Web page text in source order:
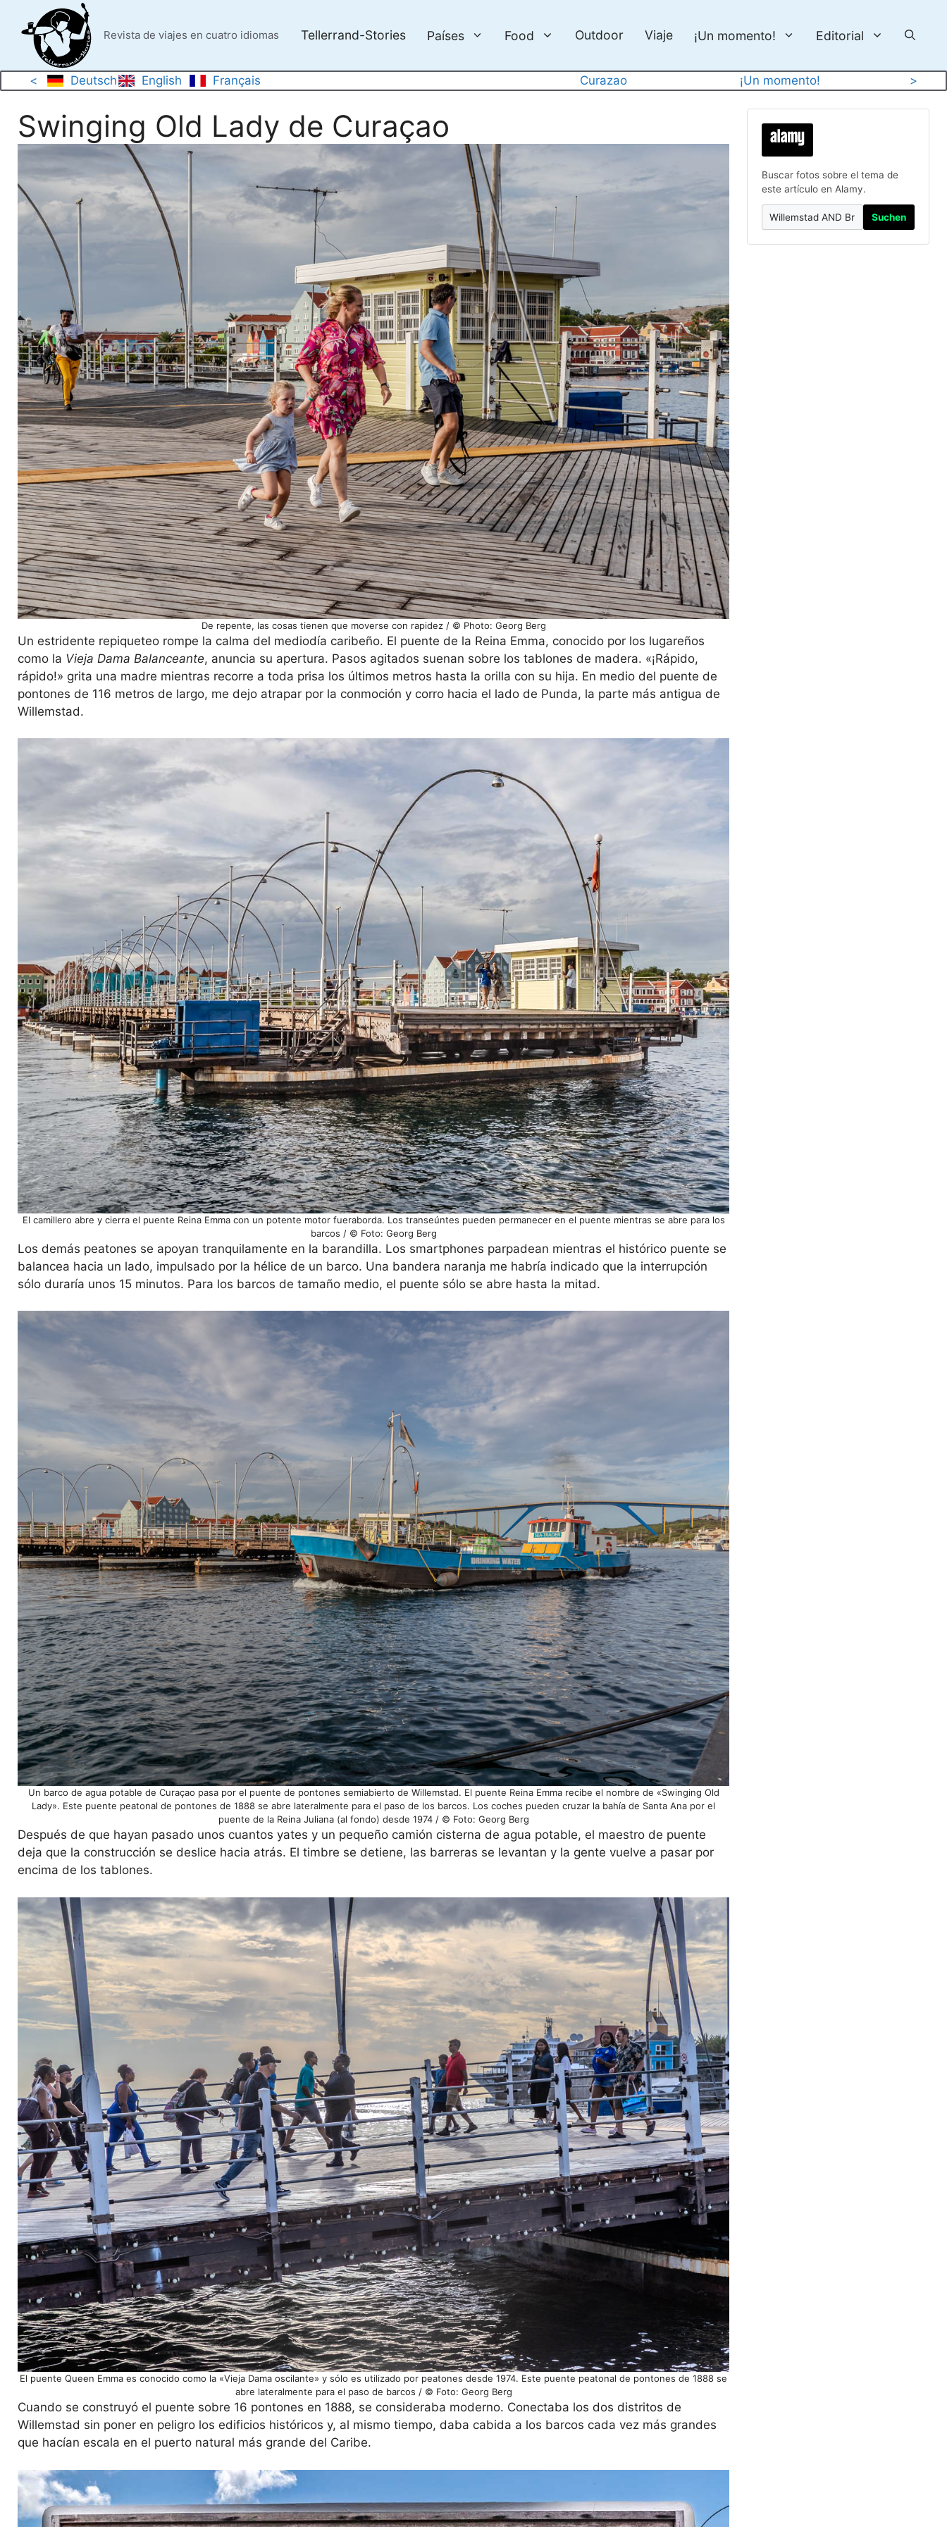
contenido
Revista de viajes en cuatro idiomas Tellerrand-Stories Países Food Outdoor Viaje ¡Un momento! Editorial
< Deutsch English Français Curazao ¡Un momento! >
Swinging Old Lady de Curaçao
De repente, las cosas tienen que moverse con rapidez / © Photo: Georg Berg
Un estridente repiqueteo rompe la calma del mediodía caribeño. El puente de la Reina Emma, conocido por los lugareños
como la Vieja Dama Balanceante, anuncia su apertura. Pasos agitados suenan sobre los tablones de madera. «¡Rápido,
rápido!» grita una madre mientras recorre a toda prisa los últimos metros hasta la orilla con su hija. En medio del puente de
pontones de 116 metros de largo, me dejo atrapar por la conmoción y corro hacia el lado de Punda, la parte más antigua de
Willemstad.
El camillero abre y cierra el puente Reina Emma con un potente motor fueraborda. Los transeúntes pueden permanecer en el puente mientras se abre para los
barcos / © Foto: Georg Berg
Los demás peatones se apoyan tranquilamente en la barandilla. Los smartphones parpadean mientras el histórico puente se
balancea hacia un lado, impulsado por la hélice de un barco. Una bandera naranja me habría indicado que la interrupción
sólo duraría unos 15 minutos. Para los barcos de tamaño medio, el puente sólo se abre hasta la mitad.
Un barco de agua potable de Curaçao pasa por el puente de pontones semiabierto de Willemstad. El puente Reina Emma recibe el nombre de «Swinging Old
Lady». Este puente peatonal de pontones de 1888 se abre lateralmente para el paso de los barcos. Los coches pueden cruzar la bahía de Santa Ana por el
puente de la Reina Juliana (al fondo) desde 1974 / © Foto: Georg Berg
Después de que hayan pasado unos cuantos yates y un pequeño camión cisterna de agua potable, el maestro de puente
deja que la construcción se deslice hacia atrás. El timbre se detiene, las barreras se levantan y la gente vuelve a pasar por
encima de los tablones.
El puente Queen Emma es conocido como la «Vieja Dama oscilante» y sólo es utilizado por peatones desde 1974. Este puente peatonal de pontones de 1888 se
abre lateralmente para el paso de barcos / © Foto: Georg Berg
Cuando se construyó el puente sobre 16 pontones en 1888, se consideraba moderno. Conectaba los dos distritos de
Willemstad sin poner en peligro los edificios históricos y, al mismo tiempo, daba cabida a los barcos cada vez más grandes
que hacían escala en el puerto natural más grande del Caribe.
Buscar fotos sobre el tema de
este artículo en Alamy.
Suchen